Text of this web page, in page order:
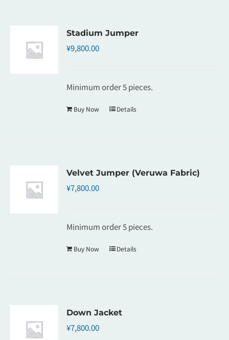
Stadium Jumper
¥9,800.00
Minimum order 5 pieces.
Buy Now Details
Velvet Jumper (Veruwa Fabric)
¥7,800.00
Minimum order 5 pieces.
Buy Now Details
Down Jacket
¥7,800.00